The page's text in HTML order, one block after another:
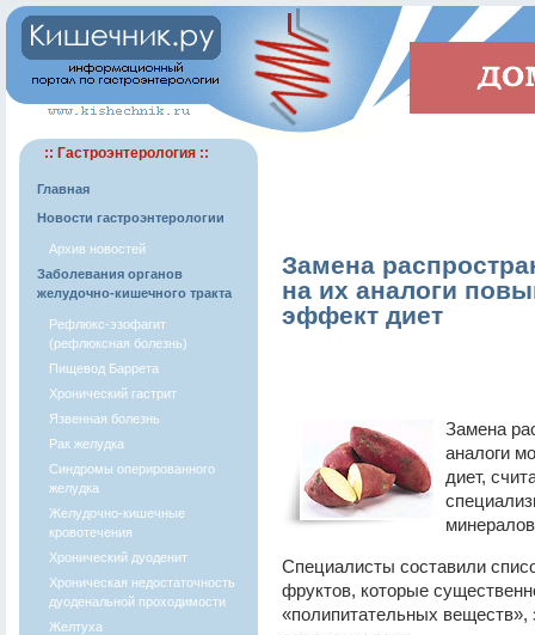
:: Гастроэнтерология ::
Главная
Новости гастроэнтерологии
Архив новостей
Заболевания органов
желудочно-кишечного тракта
Рефлюкс-эзофагит
(рефлюксная болезнь)
Пищевод Баррета
Хронический гастрит
Язвенная болезнь
Рак желудка
Синдромы оперированного
желудка
Желудочно-кишечные
кровотечения
Хронический дуоденит
Хроническая недостаточность
дуоденальной проходимости
Желтуха
Замена
на их аналоги
эффект диет
Замена
аналоги
диет,
Специалисты составили
фруктов, которые
«полипитательных